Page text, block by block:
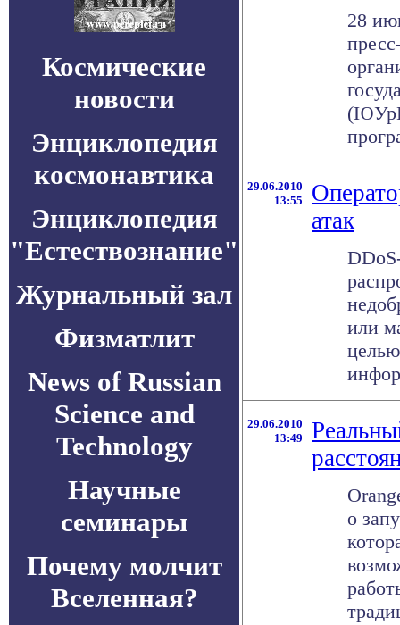
Космические
новости
Энциклопедия
космонавтика
Энциклопедия
"Естествознание"
Журнальный зал
Физматлит
News of Russian
Science and
Technology
Научные
семинары
Почему молчит
Вселенная?
28
29.06.2010
13:55
атак
или
29.06.2010
13:49
о